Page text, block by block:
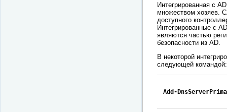
Интегрированная с
множеством хозяев.
доступного
Интегрированные с
являются частью
безопасности из AD.
В некоторой
следующей командой:
Add-